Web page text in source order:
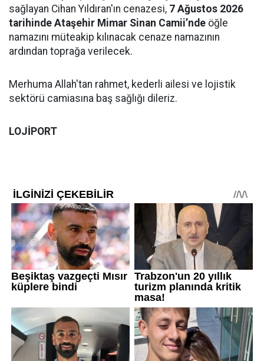
sağlayan Cihan Yıldıran'ın cenazesi, 7 Ağustos 2026
tarihinde Ataşehir Mimar Sinan Camii’nde öğle
namazını müteakip kılınacak cenaze namazının
ardından toprağa verilecek.
Merhuma Allah'tan rahmet, kederli ailesi ve lojistik
sektörü camiasına baş sağlığı dileriz.
LOJİPORT